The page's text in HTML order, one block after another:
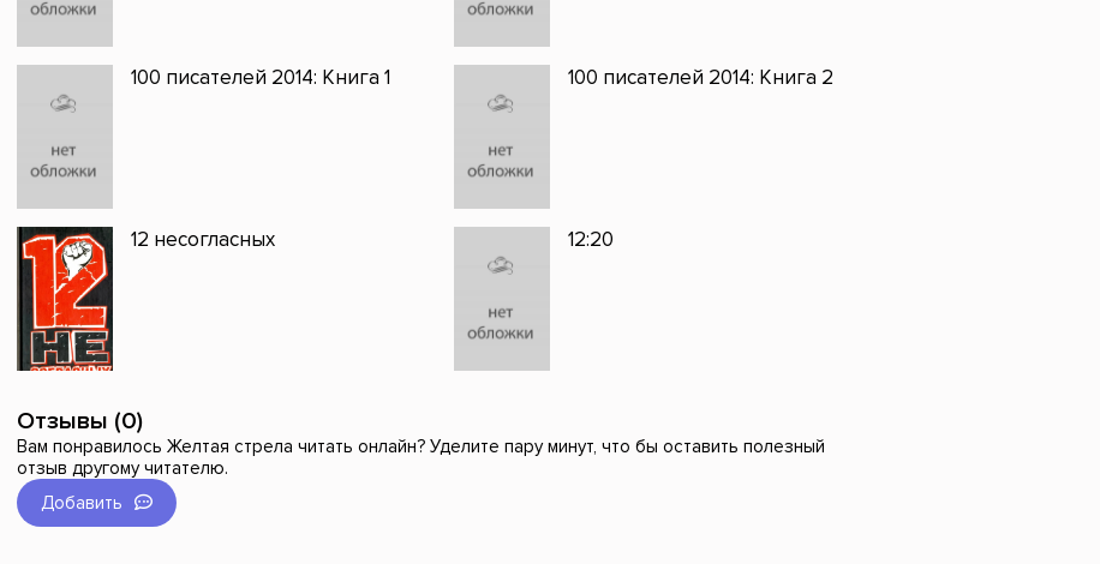
100 писателей 2014: Книга 1 100 писателей 2014: Книга 2
12 несогласных 12:20
Отзывы (0)
Вам понравилось Желтая стрела читать онлайн? Уделите пару минут, что бы оставить полезный
отзыв другому читателю.
Добавить